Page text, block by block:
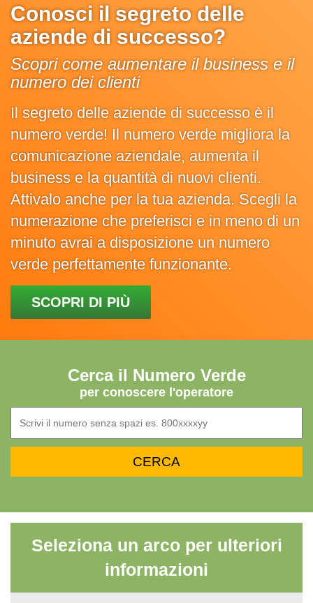
Conosci il segreto delle
aziende di successo?
Scopri come aumentare il business e il
numero dei clienti
Il segreto delle aziende di successo è il
numero verde! Il numero verde migliora la
comunicazione aziendale, aumenta il
business e la quantità di nuovi clienti.
Attivalo anche per la tua azienda. Scegli la
numerazione che preferisci e in meno di un
minuto avrai a disposizione un numero
verde perfettamente funzionante.
SCOPRI DI PIÙ
Cerca il Numero Verde
per conoscere l'operatore
Seleziona un arco per ulteriori
informazioni